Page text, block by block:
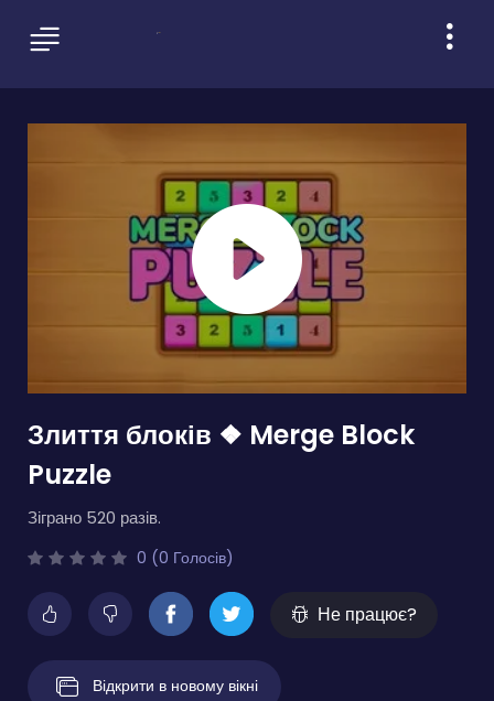
Злиття блоків ❖ Merge Block
Puzzle
Зіграно 520 разів.
0 (0 Голосів)
Не працює?
Відкрити в новому вікні